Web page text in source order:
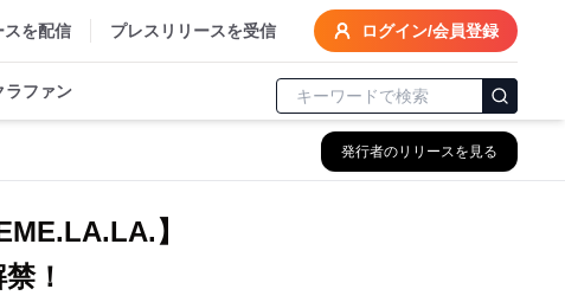
スを配信 プレスリリースを受信 ログイン/会員登録
ラファン
発行者のリリースを見る
】
！